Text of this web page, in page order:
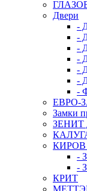
Двери
-
-
-
-
-
-
-
ЕВРО-
Замки
ЗЕНИТ
КИРОВ
-
-
КРИТ